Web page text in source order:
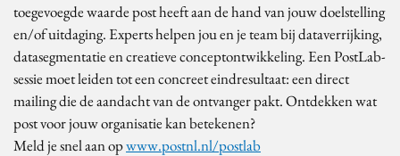
toegevoegde waarde post heeft aan de hand van jouw doelstelling
en/of uitdaging. Experts helpen jou en je team bij dataverrijking,
datasegmentatie en creatieve conceptontwikkeling. Een PostLab-
sessie moet leiden tot een concreet eindresultaat: een direct
mailing die de aandacht van de ontvanger pakt. Ontdekken wat
post voor jouw organisatie kan betekenen?
Meld je snel aan opwww.postnl.nl/postlab